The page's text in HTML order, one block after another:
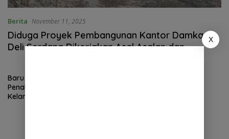
Berita November 11, 2025
Diduga Proyek Pembangunan Kantor Damkar
Deli Serdang Dikerjakan Asal Asalan dan
Baru dibangun,Dinding
Penahan Tanah di Desa
Kelambir “Roboh”,Warga
X